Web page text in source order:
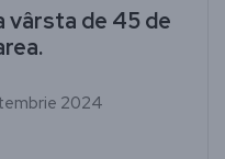
vârsta de 45 de
2024